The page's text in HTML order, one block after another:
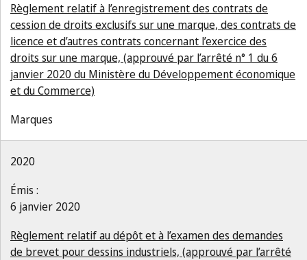
Règlement relatif à l’enregistrement des contrats de
cession de droits exclusifs sur une marque, des contrats de
licence et d’autres contrats concernant l’exercice des
droits sur une marque, (approuvé par l’arrêté n° 1 du 6
janvier 2020 du Ministère du Développement économique
et du Commerce)
Marques
2020
Émis :
6 janvier 2020
Règlement relatif au dépôt et à l’examen des demandes
de brevet pour dessins industriels, (approuvé par l’arrêté